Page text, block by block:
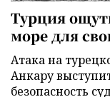
Турция
море для
Атака на
Анкару
безопасность